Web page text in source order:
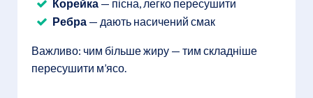
Корейка — пісна, легко пересушити
Ребра — дають насичений смак
Важливо: чим більше жиру — тим складніше
пересушити м’ясо.